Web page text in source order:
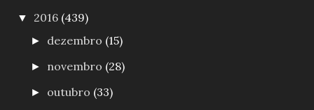
▼ 2016 (439)
► dezembro (15)
► novembro (28)
► outubro (33)